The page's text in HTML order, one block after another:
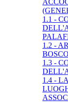
1.1 -
1.2 -
1.3 -
1.4 -